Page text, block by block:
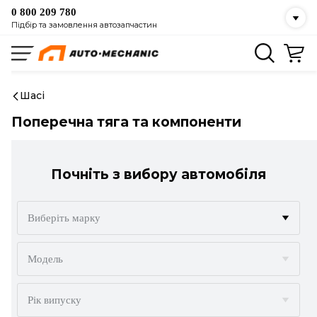
0 800 209 780
Підбір та замовлення автозапчастин
Шасі
Поперечна тяга та компоненти
Почніть з вибору автомобіля
Виберіть марку
ALFA ROMEO
Модель
Рік випуску